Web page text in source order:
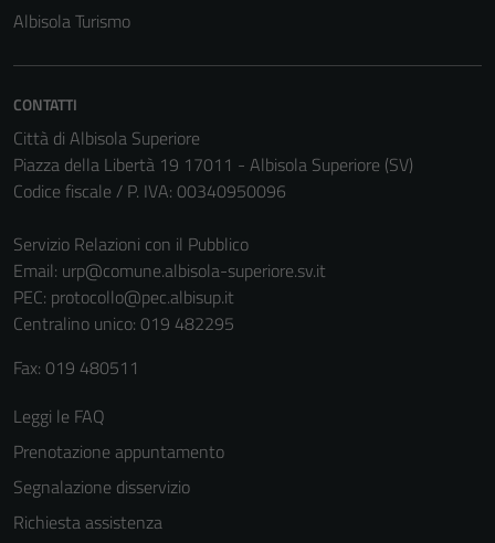
Albisola Turismo
CONTATTI
Città di Albisola Superiore
Piazza della Libertà 19 17011 - Albisola Superiore (SV)
Codice fiscale / P. IVA: 00340950096
Servizio Relazioni con il Pubblico
Email: urp@comune.albisola-superiore.sv.it
PEC: protocollo@pec.albisup.it
Centralino unico: 019 482295
Fax: 019 480511
Leggi le FAQ
Prenotazione appuntamento
Segnalazione disservizio
Richiesta assistenza
del sito e non
possono
Questi cookie